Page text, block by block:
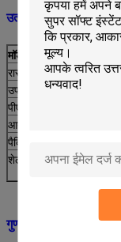
उत्पाद की बुनियादी
मॉडल का नाम
रासायनिक संरचना
फैटी
उपस्थिति
पीएच मूल्य
आयनिकता
पैकिंग
शेल्फ लाइफ
12
गुण: